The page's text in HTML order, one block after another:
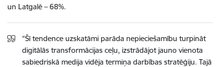
un Latgalē – 68%.
“Šī tendence uzskatāmi parāda nepieciešamību turpināt
digitālās transformācijas ceļu, izstrādājot jauno vienota
sabiedriskā medija vidēja termiņa darbības stratēģiju. Tajā